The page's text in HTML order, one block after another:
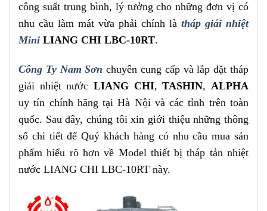
công suất trung bình, lý tưởng cho những đơn vị có
nhu cầu làm mát vừa phải chính là tháp giải nhiệt
Mini LIANG CHI LBC-10RT.
Công Ty Nam Sơn chuyên cung cấp và lắp đặt tháp
giải nhiệt nước LIANG CHI,TASHIN, ALPHA
uy tín chính hãng tại Hà Nội và các tỉnh trên toàn
quốc. Sau đây, chúng tôi xin giới thiệu những thông
số chi tiết để Quý khách hàng có nhu cầu mua sản
phẩm hiểu rõ hơn về Model thiết bị tháp tản nhiệt
nước LIANG CHI LBC-10RT này.